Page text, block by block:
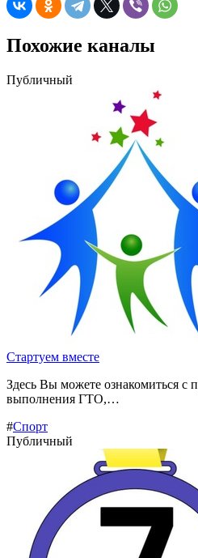
Похожие каналы
Публичный
Стартуем вместе
Здесь Вы можете ознакомиться с
выполнения ГТО,…
#Спорт
Публичный